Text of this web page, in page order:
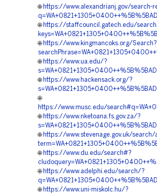
🌐 https://www.alexandrianj.gov/search-
🌐 https://staffcouncil.gatech.edu/
🌐 https://www.kingmancoks.org/Search?
🌐 https://www.ua.edu/?
🌐 https://www.hackensack.org/?
🌐
https://www.musc.edu/
🌐 https://www.nketoana.fs.gov.za/?
🌐 https://www.stevenage.gov.uk/search/
🌐 https://www.du.edu/search#?
🌐 https://www.adelphi.edu/search/?
🌐 https://www.uni-miskolc.hu/?